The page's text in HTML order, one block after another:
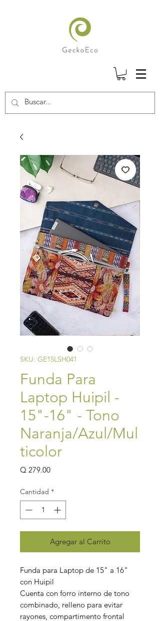
SKU: GE15LSH041
Funda Para
Laptop Huipil -
15"-16" - Tono
Naranja/Azul/Mul
ticolor
Q 279.00Precio
Cantidad *
Agregar al Carrito
Funda para Laptop de 15" a 16"
con Huipil
Cuenta con forro interno de tono
combinado, relleno para evitar
rayones, compartimento frontal